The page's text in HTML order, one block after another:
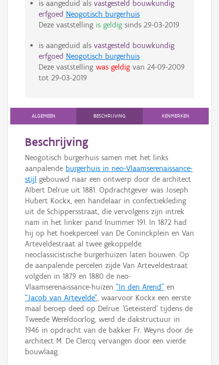
is aangeduid als vastgesteld bouwkundig
erfgoed Neogotisch burgerhuis
Deze vaststelling is geldigsinds 29-03-2019
is aangeduid als vastgesteld bouwkundig
erfgoed Neogotisch burgerhuis
Deze vaststelling was geldigvan 24-09-2009
tot 29-03-2019
ALGEMEEN BESCHRIJVING KENMERKEN
Beschrijving
Neogotisch burgerhuis samen met het links
aanpalende burgerhuis in neo-Vlaamserenaissance-
stijl gebouwd naar een ontwerp door de architect
Albert Delrue uit 1881. Opdrachtgever was Joseph
Hubert Kockx, een handelaar in confectiekleding
uit de Schippersstraat, die vervolgens zijn intrek
nam in het linker pand (nummer 19). In 1872 had
hij op het hoekperceel van De Coninckplein en Van
Arteveldestraat al twee gekoppelde
neoclassicistische burgerhuizen laten bouwen. Op
de aanpalende percelen zijde Van Arteveldestraat
volgden in 1879 en 1880 de neo-
Vlaamserenaissance-huizen “In den Arend” en
“Jacob van Artevelde”, waarvoor Kockx een eerste
maal beroep deed op Delrue. 'Geteisterd' tijdens de
Tweede Wereldoorlog, werd de dakstructuur in
1946 in opdracht van de bakker Fr. Weyns door de
architect M. De Clercq vervangen door een vierde
bouwlaag.